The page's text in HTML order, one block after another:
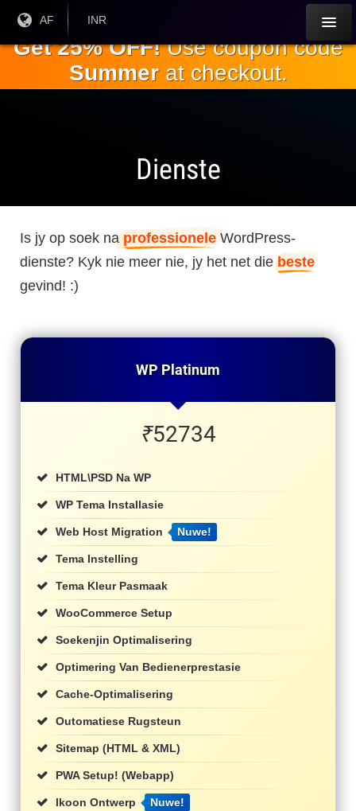
hoofinhoud
Huidige
AF
Huidige
INR
Get 25% OFF!Use coupon code
Summerat checkout.
Dienste
Is jy op soek na professionele WordPress-
dienste? Kyk nie meer nie, jy het net diebeste
gevind! :)
WP Platinum
₹52734
HTML\PSD Na WP
WP Tema Installasie
Web Host Migration Nuwe!
Tema Instelling
Tema Kleur Pasmaak
WooCommerce Setup
Soekenjin Optimalisering
Optimering Van Bedienerprestasie
Cache-Optimalisering
Outomatiese Rugsteun
Sitemap (HTML & XML)
PWA Setup! (Webapp)
Ikoon Ontwerp Nuwe!